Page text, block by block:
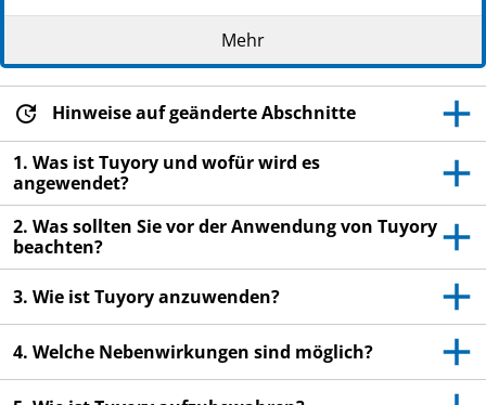
Lesen Sie die gesamte Packungsbeilage sorgfältig
durch, bevor Sie mit der Anwendung dieses
Arzneimittels beginnen, denn sie enthält wichtige
Informationen.
Heben Sie die Packungsbeilage auf. Vielleicht
möchten Sie diese später nochmals lesen.
Wenn Sie weitere Fragen haben, wenden Sie sich
an Ihren Arzt, Apotheker oder das medizinische
Fachpersonal.
verschrieben. Geben Sie es nicht an Dritte weiter.
Es kann anderen Menschen schaden, auch wenn
diese die gleichen Beschwerden haben wie Sie.
Wenn Sie Nebenwirkungen bemerken, wenden Sie
Mehr
Hinweise auf geänderte Abschnitte
1. Was ist Tuyory und wofür wird es
angewendet?
2. Was sollten Sie vor der Anwendung von Tuyory
beachten?
3. Wie ist Tuyory anzuwenden?
4. Welche Nebenwirkungen sind möglich?